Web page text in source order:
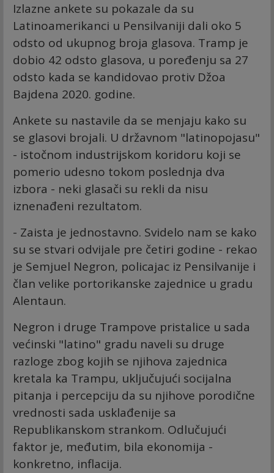
Izlazne ankete su pokazale da su
Latinoamerikanci u Pensilvaniji dali oko 5
odsto od ukupnog broja glasova. Tramp je
dobio 42 odsto glasova, u poređenju sa 27
odsto kada se kandidovao protiv Džoa
Bajdena 2020. godine.
Ankete su nastavile da se menjaju kako su
se glasovi brojali. U državnom "latinopojasu"
- istočnom industrijskom koridoru koji se
pomerio udesno tokom poslednja dva
izbora - neki glasači su rekli da nisu
iznenađeni rezultatom.
- Zaista je jednostavno. Svidelo nam se kako
su se stvari odvijale pre četiri godine - rekao
je Semjuel Negron, policajac iz Pensilvanije i
član velike portorikanske zajednice u gradu
Alentaun.
Negron i druge Trampove pristalice u sada
većinski "latino" gradu naveli su druge
razloge zbog kojih se njihova zajednica
kretala ka Trampu, uključujući socijalna
pitanja i percepciju da su njihove porodične
vrednosti sada usklađenije sa
Republikanskom strankom. Odlučujući
faktor je, međutim, bila ekonomija -
konkretno, inflacija.